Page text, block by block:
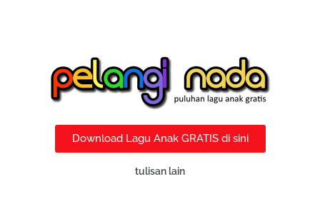
Download Lagu Anak GRATIS di sini
tulisan lain